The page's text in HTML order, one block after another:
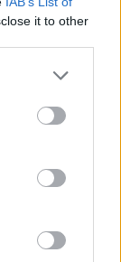
it to other
Google
may click to
tags to
Google